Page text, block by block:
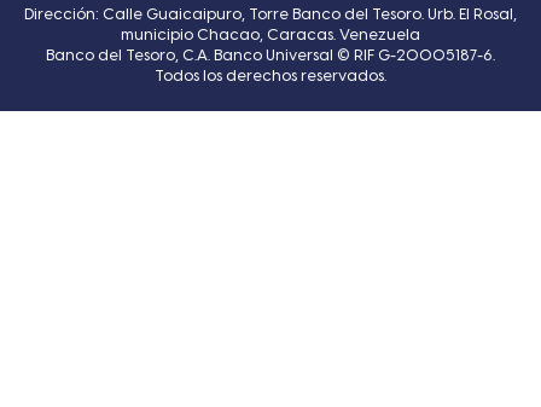
Dirección: Calle Guaicaipuro, Torre Banco del Tesoro. Urb. El Rosal,
municipio Chacao, Caracas. Venezuela
Banco del Tesoro, C.A. Banco Universal © RIF G-20005187-6.
Todos los derechos reservados.